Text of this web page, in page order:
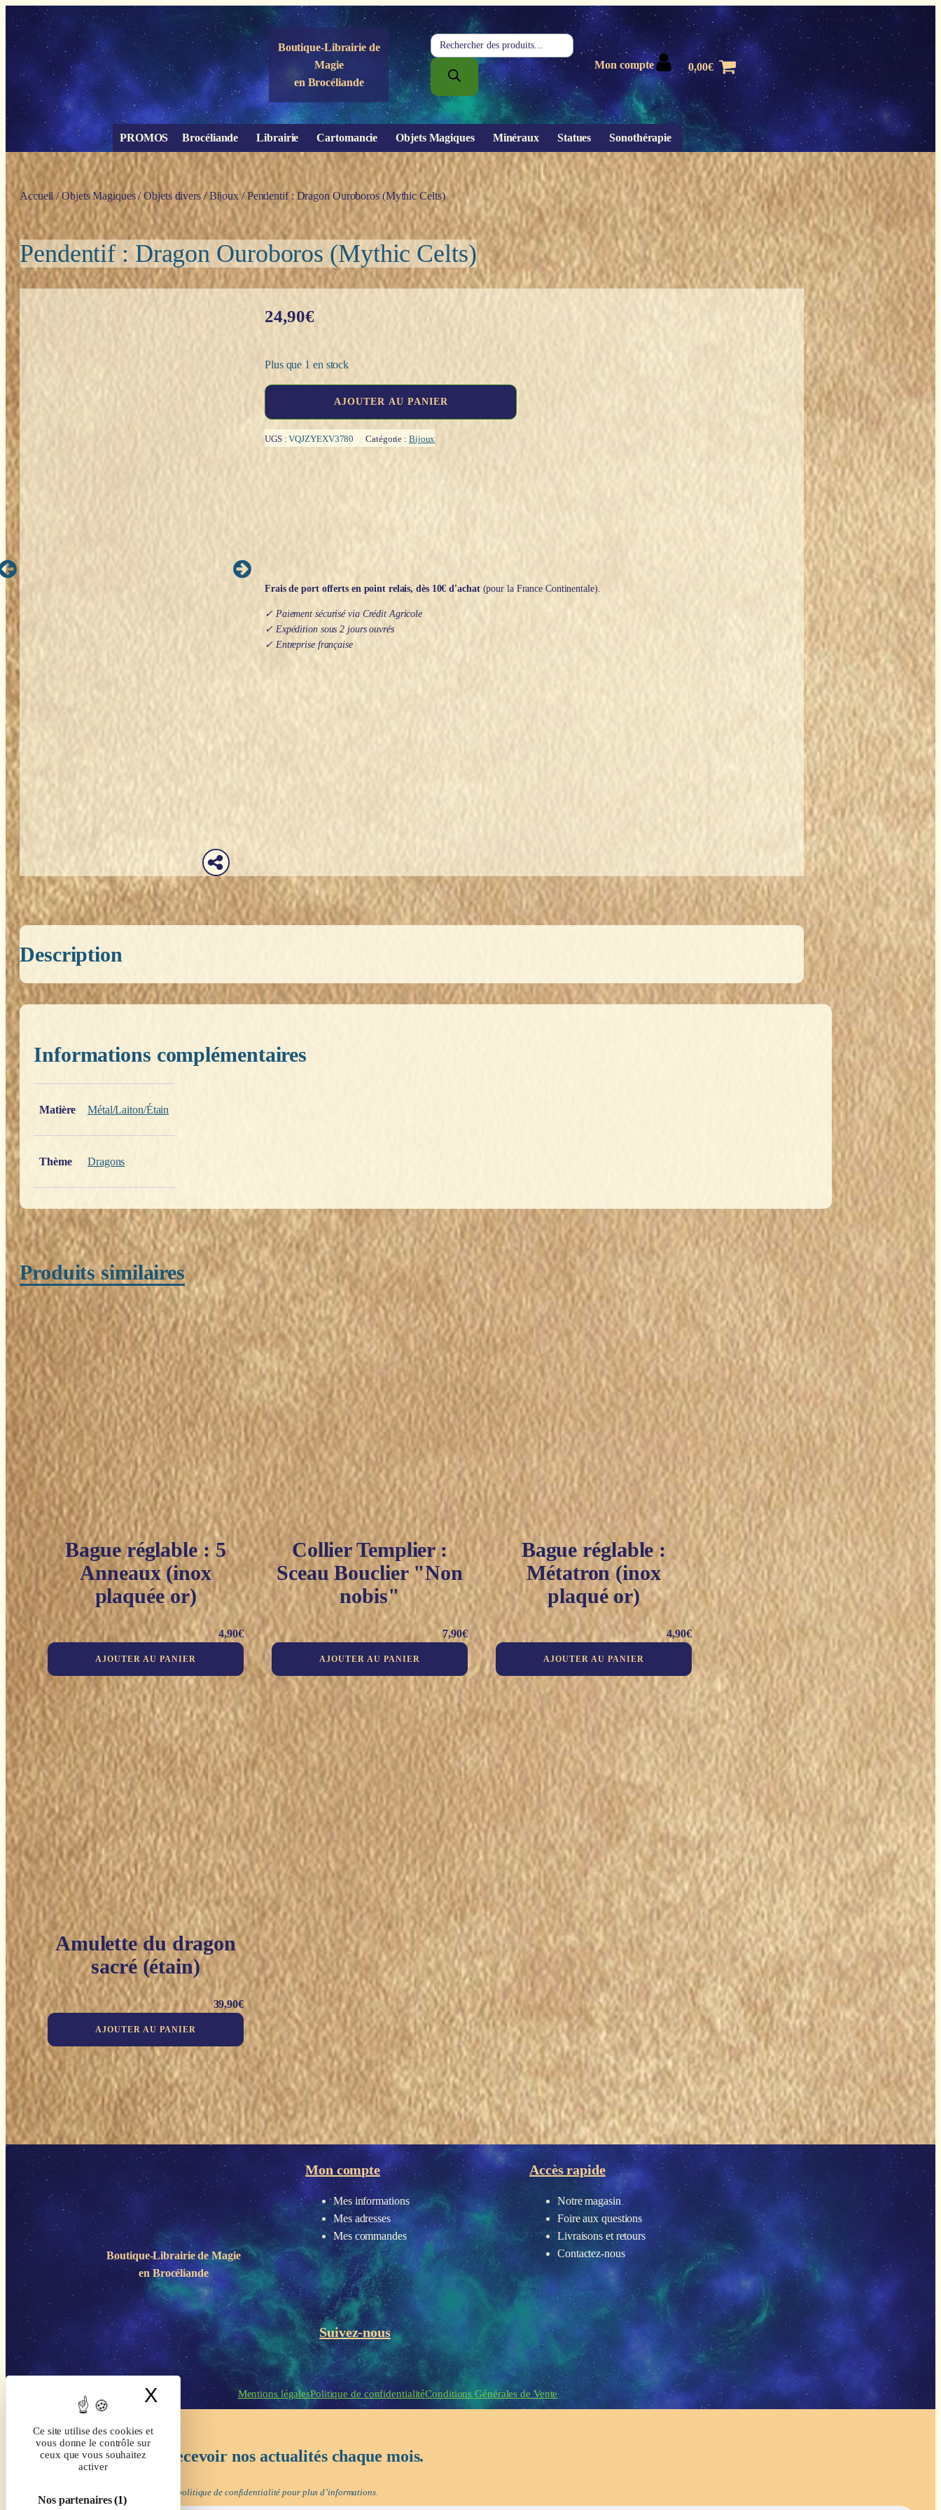
Panneau de gestion des cookies
Ce site utilise des cookies et
vous donne le contrôle sur
ceux que vous souhaitez
activer
Nos partenaires(1)
X Masquer le bandeau des cookies
Boutique-Librairie de
Magie
en Brocéliande
Recherche
de
produits
Mon compte 0,00€
PROMOS Brocéliande Librairie Cartomancie Objets Magiques Minéraux Statues Sonothérapie
Accueil/Objets Magiques/Objets divers/Bijoux / Pendentif : Dragon Ouroboros (Mythic Celts)
Pendentif : Dragon Ouroboros (Mythic Celts)
24,90€
Plus que 1 en stock
:
Dragon
AJOUTER AU PANIER
UGS :VQJZYEXV3780 Catégorie : Bijoux
Frais de port offerts en point relais, dès 10€ d'achat(pour la France Continentale).
✓ Paiement sécurisé via Crédit Agricole
✓ Expédition sous 2 jours ouvrés
✓ Entreprise française
Description
Informations complémentaires
Matière
Métal/Laiton/Étain
Thème Dragons
Produits similaires
Bague réglable : 5
Anneaux (inox
plaquée or)
4,90€
AJOUTER AU PANIER
Collier Templier :
Sceau Bouclier "Non
nobis"
7,90€
AJOUTER AU PANIER
Bague réglable :
Métatron (inox
plaqué or)
4,90€
AJOUTER AU PANIER
Amulette du dragon
sacré (étain)
39,90€
AJOUTER AU PANIER
Boutique-Librairie deMagie
en Brocéliande
Mon compte
Mes informations
Mes adresses
Mes commandes
Accès rapide
Notre magasin
Foire aux questions
Livraisons et retours
Contactez-nous
Suivez-nous
Mentions légalesPolitique de confidentialitéConditions Générales de Vente
Inscrivez-vous pour recevoir nos actualités chaque mois.
politique de confidentialité pour plus d’informations.